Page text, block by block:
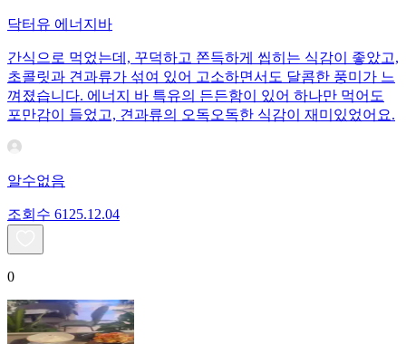
닥터유 에너지바
간식으로 먹었는데, 꾸덕하고 쫀득하게 씹히는 식감이 좋았고,
초콜릿과 견과류가 섞여 있어 고소하면서도 달콤한 풍미가 느
껴졌습니다. 에너지 바 특유의 든든함이 있어 하나만 먹어도
포만감이 들었고, 견과류의 오독오독한 식감이 재미있었어요.
알수없음
조회수 61 25.12.04
0